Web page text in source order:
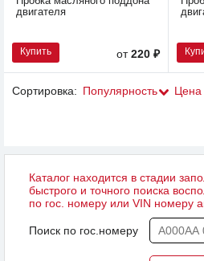
двигателя
Купить от220 ₽
Сортировка: Популярность Цена
Каталог находится в стадии
быстрого и точного поиска
по гос. номеру или VIN номеру
Поиск по гос.номеру